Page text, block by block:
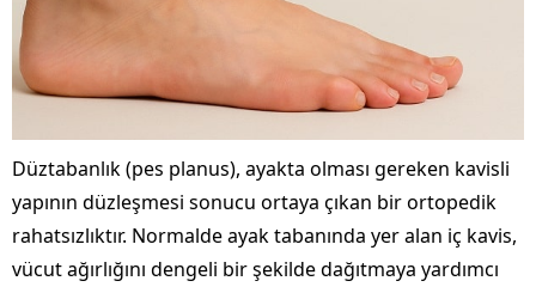
Düztabanlık (pes planus), ayakta olması gereken kavisli
yapının düzleşmesi sonucu ortaya çıkan bir ortopedik
rahatsızlıktır. Normalde ayak tabanında yer alan iç kavis,
vücut ağırlığını dengeli bir şekilde dağıtmaya yardımcı